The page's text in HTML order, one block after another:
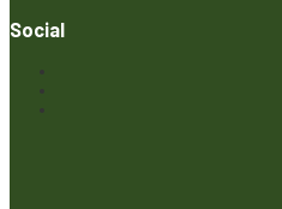
Social